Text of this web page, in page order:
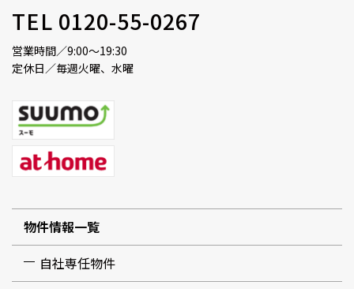
TEL 0120-55-0267
営業時間／9:00～19:30
定休日／毎週火曜、水曜
物件情報一覧
自社専任物件